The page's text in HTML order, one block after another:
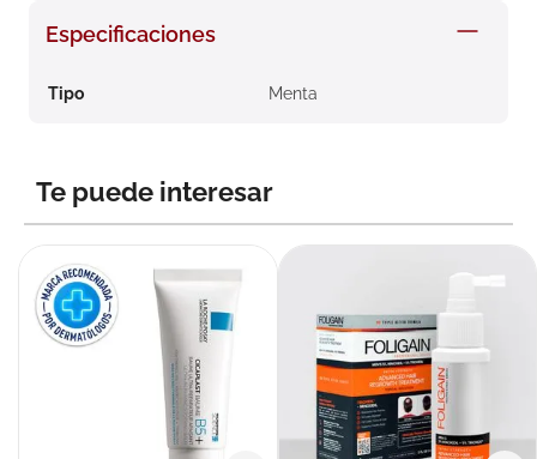
Especificaciones
Tipo Menta
Te puede interesar
10.pañales